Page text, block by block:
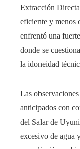
Extracción
eficiente y menos
enfrentó una
donde se
la idoneidad
Las
anticipados con
del Salar de
excesivo de agua